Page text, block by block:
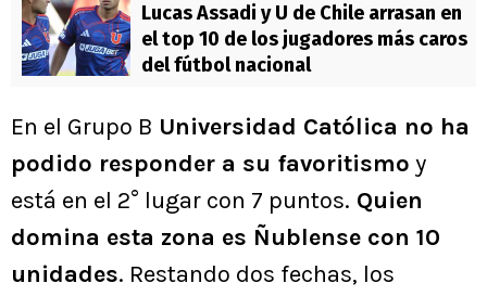
Lucas Assadi y U de Chile arrasan en
el top 10 de los jugadores más caros
del fútbol nacional
En el Grupo B Universidad Católica no ha
podido responder a su favoritismo y
está en el 2° lugar con 7 puntos. Quien
domina esta zona es Ñublense con 10
unidades. Restando dos fechas, los